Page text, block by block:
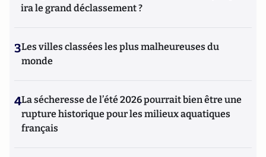
ira le grand déclassement ?
3Les villes classées les plus malheureuses du
monde
4La sécheresse de l’été 2026 pourrait bien être une
rupture historique pour les milieux aquatiques
français